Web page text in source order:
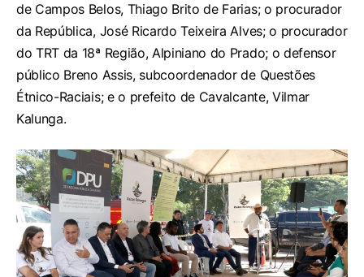
de Campos Belos, Thiago Brito de Farias; o procurador
da República, José Ricardo Teixeira Alves; o procurador
do TRT da 18ª Região, Alpiniano do Prado; o defensor
público Breno Assis, subcoordenador de Questões
Étnico-Raciais; e o prefeito de Cavalcante, Vilmar
Kalunga.